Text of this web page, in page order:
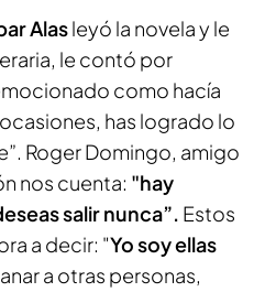
Alasleyó la novela y le
le contó por
como hacía
has logrado lo
Roger Domingo, amigo
nos cuenta: "hay
salir nunca”. Estos
a decir: "Yo soy ellas
a otras personas,